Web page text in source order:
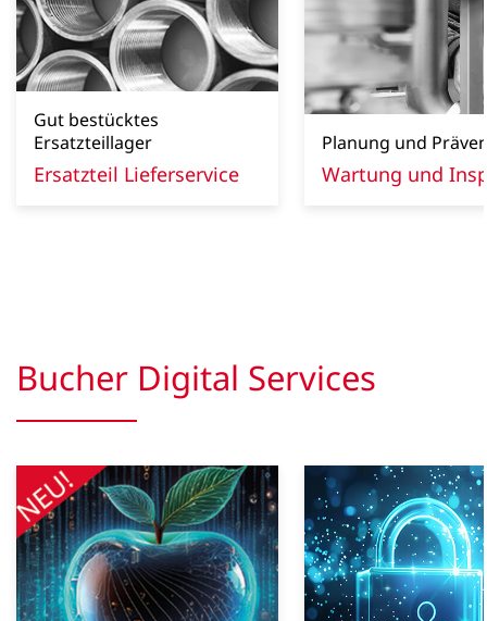
Gut bestücktes
Ersatzteillager
Ersatzteil Lieferservice
Planung und
Wartung und
Bucher Digital Services